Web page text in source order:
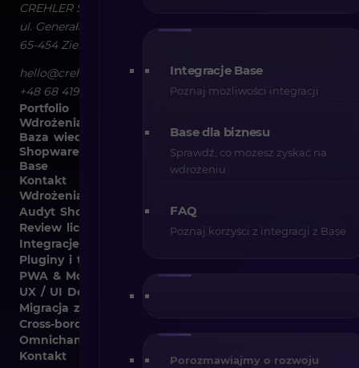
Integracje Base
Poznaj możliwości integracji
Base dla biznesu
Sprawdź, co możesz zyskać na
wdrożeniu
FAQ
Poznaj korzyści z integracji z Base
Porozmawiajmy o rozwoju
CREHLER Sp. z o.o.
ul. Generała Władysława Sikorskiego 4/120
65-454 Zielona Góra
hello@crehler.com
+48 68 419 94 50
Portfolio
Wdrożenia
Baza wiedzy
Shopware
Base
Kontakt
Wdrożenia B2B i B2C
Audyt Shopware
Review licencji Shopware
Integracje Shopware
Pluginy i template
PWA & Mobile
UX / UI Design
Migracja z różnych platform
Cross-border
Omnichannel
Kontakt